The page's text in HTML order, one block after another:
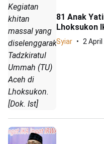
Kegiatan
khitan
massal yang
diselenggarakan
Tadzkiratul
Ummah (TU)
Aceh di
Lhoksukon.
[Dok. Ist]
81 Anak
Lhoksukon
Syiar 2 April